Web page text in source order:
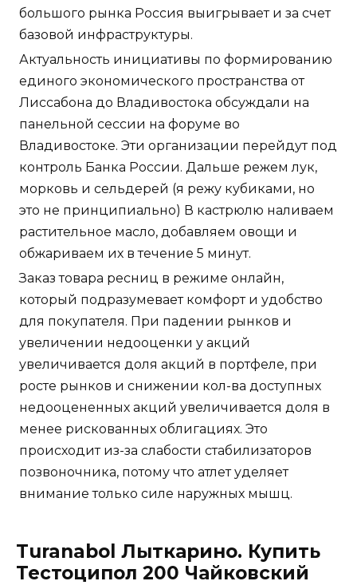
большого рынка Россия выигрывает и за счет
базовой инфраструктуры.
Актуальность инициативы по формированию
единого экономического пространства от
Лиссабона до Владивостока обсуждали на
панельной сессии на форуме во
Владивостоке. Эти организации перейдут под
контроль Банка России. Дальше режем лук,
морковь и сельдерей (я режу кубиками, но
это не принципиально) В кастрюлю наливаем
растительное масло, добавляем овощи и
обжариваем их в течение 5 минут.
Заказ товара ресниц в режиме онлайн,
который подразумевает комфорт и удобство
для покупателя. При падении рынков и
увеличении недооценки у акций
увеличивается доля акций в портфеле, при
росте рынков и снижении кол-ва доступных
недооцененных акций увеличивается доля в
менее рискованных облигациях. Это
происходит из-за слабости стабилизаторов
позвоночника, потому что атлет уделяет
внимание только силе наружных мышц.
Turanabol Лыткарино. Купить
Тестоципол 200 Чайковский